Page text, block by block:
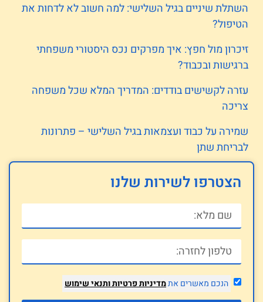
השתלת שיניים בגיל השלישי: למה חשוב לא לדחות את
הטיפול?
זיכרון מול חפץ: איך מפרקים נכס היסטורי משפחתי
ברגישות ובכבוד?
עזרה לקשישים בודדים: המדריך המלא שכל משפחה
צריכה
שמירה על כבוד ועצמאות בגיל השלישי – פתרונות
לבריחת שתן
הצטרפו לשירות שלנו
הנכם מאשרים אתמדיניות פרטיותותנאי שימוש